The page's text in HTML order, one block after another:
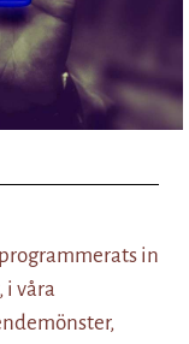
in
i våra